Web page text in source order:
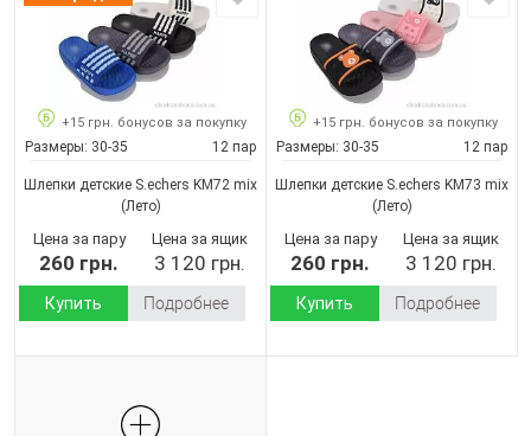
+15 грн. бонусов за покупку
Размеры: 30-35 12 пар
Шлепки детские S.echers KM72 mix
(Лето)
Цена за пару
260 грн.
Цена за ящик
3 120 грн.
Купить Подробнее
+15 грн. бонусов за покупку
Размеры: 30-35 12 пар
Шлепки детские S.echers KM73 mix
(Лето)
Цена за пару
260 грн.
Цена за ящик
3 120 грн.
Купить Подробнее